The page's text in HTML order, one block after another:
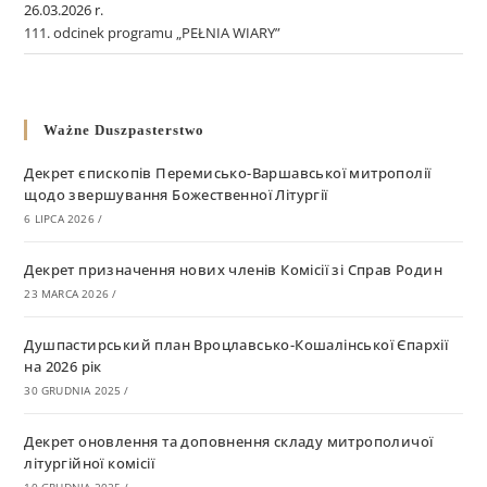
26.03.2026 r.
111. odcinek programu „PEŁNIA WIARY”
Ważne Duszpasterstwo
Декрет єпископів Перемисько-Варшавської митрополії
щодо звершування Божественної Літургії
6 LIPCA 2026 /
Декрет призначення нових членів Комісії зі Справ Родин
23 MARCA 2026 /
Душпастирський план Вроцлавсько-Кошалінської Єпархії
на 2026 рік
30 GRUDNIA 2025 /
Декрет оновлення та доповнення складу митрополичої
літургійної комісії